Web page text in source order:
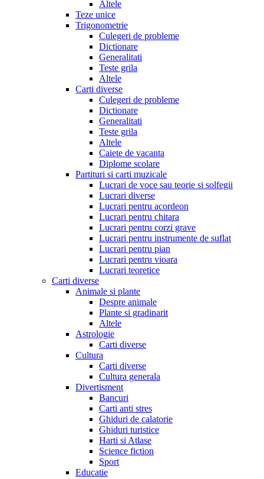
Altele
Teze unice
Trigonometrie
Culegeri de probleme
Dictionare
Generalitati
Teste grila
Altele
Carti diverse
Culegeri de probleme
Dictionare
Generalitati
Teste grila
Altele
Caiete de vacanta
Diplome scolare
Partituri si carti muzicale
Lucrari de voce sau teorie si solfegii
Lucrari diverse
Lucrari pentru acordeon
Lucrari pentru chitara
Lucrari pentru corzi grave
Lucrari pentru instrumente de suflat
Lucrari pentru pian
Lucrari pentru vioara
Lucrari teoretice
Carti diverse
Animale si plante
Despre animale
Plante si gradinarit
Altele
Astrologie
Carti diverse
Cultura
Carti diverse
Cultura generala
Divertisment
Bancuri
Carti anti stres
Ghiduri de calatorie
Ghiduri turistice
Harti si Atlase
Science fiction
Sport
Educatie